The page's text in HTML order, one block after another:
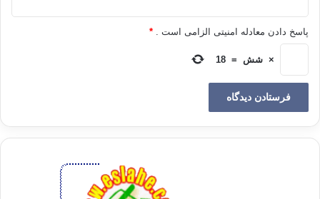
[1] – هيچ عمل كوچك و بزرگي را رها نكرده است و همه را برشمرده
است. کهف/49.
پاسخ دادن معادله امنیتی الزامی است . *
× شش =
18